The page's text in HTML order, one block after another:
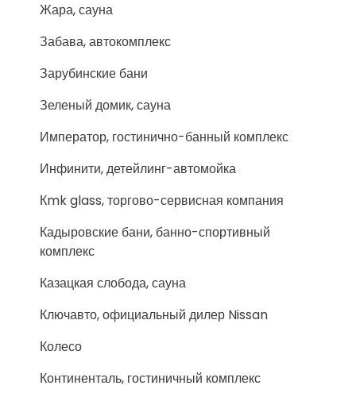
Жара, сауна
Забава, автокомплекс
Зарубинские бани
Зеленый домик, сауна
Император, гостинично-банный комплекс
Инфинити, детейлинг-автомойка
Кmk glass, торгово-сервисная компания
Кадыровские бани, банно-спортивный
комплекс
Казацкая слобода, сауна
Ключавто, официальный дилер Nissan
Колесо
Континенталь, гостиничный комплекс